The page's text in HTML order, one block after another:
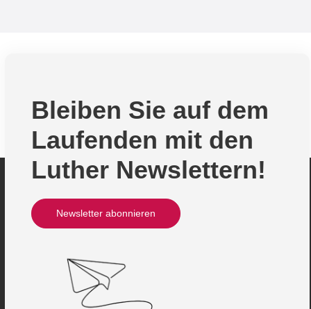
Bleiben Sie auf dem
Laufenden mit den
Luther Newslettern!
Newsletter abonnieren